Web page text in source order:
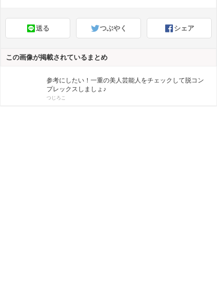
送る つぶやく シェア
この画像が掲載されているまとめ
参考にしたい！一重の美人芸能人をチェックして脱コン
プレックスしましょ♪
つじろこ